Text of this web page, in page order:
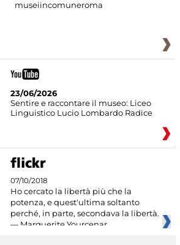
museiincomuneroma
23/06/2026
Sentire e raccontare il museo: Liceo
Linguistico Lucio Lombardo Radice
07/10/2018
Ho cercato la libertà più che la
potenza, e quest'ultima soltanto
perché, in parte, secondava la libertà.
— Marguerite Yourcenar